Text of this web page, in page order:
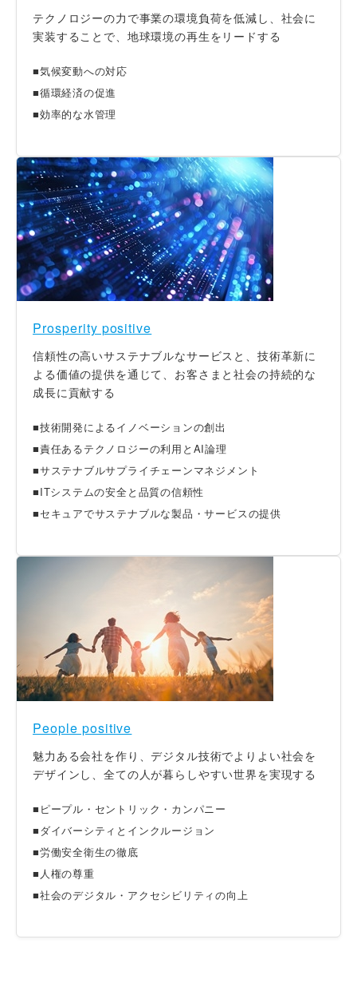
テクノロジーの力で事業の環境負荷を低減し、社会に
実装することで、地球環境の再生をリードする
■気候変動への対応
■循環経済の促進
■効率的な水管理
Prosperity positive
信頼性の高いサステナブルなサービスと、技術革新に
よる価値の提供を通じて、お客さまと社会の持続的な
成長に貢献する
■技術開発によるイノベーションの創出
■責任あるテクノロジーの利用とAI論理
■サステナブルサプライチェーンマネジメント
■ITシステムの安全と品質の信頼性
■セキュアでサステナブルな製品・サービスの提供
People positive
魅力ある会社を作り、デジタル技術でよりよい社会を
デザインし、全ての人が暮らしやすい世界を実現する
■ピープル・セントリック・カンパニー
■ダイバーシティとインクルージョン
■労働安全衛生の徹底
■人権の尊重
■社会のデジタル・アクセシビリティの向上